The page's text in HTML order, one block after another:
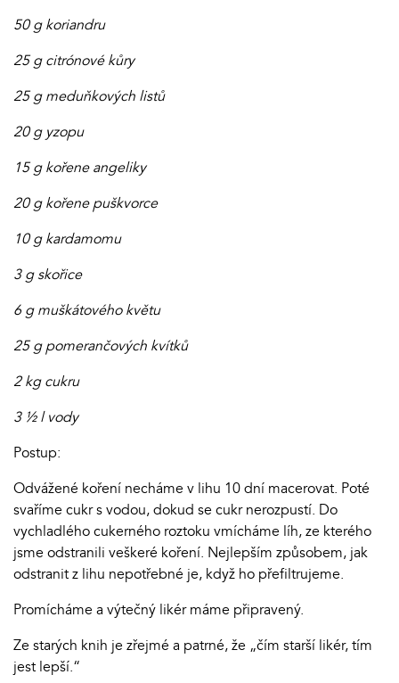
50 g koriandru
25 g citrónové kůry
25 g meduňkových listů
20 g yzopu
15 g kořene angeliky
20 g kořene puškvorce
10 g kardamomu
3 g skořice
6 g muškátového květu
25 g pomerančových kvítků
2 kg cukru
3 ½ l vody
Postup:
Odvážené koření necháme v lihu 10 dní macerovat. Poté
svaříme cukr s vodou, dokud se cukr nerozpustí. Do
vychladlého cukerného roztoku vmícháme líh, ze kterého
jsme odstranili veškeré koření. Nejlepším způsobem, jak
odstranit z lihu nepotřebné je, když ho přefiltrujeme.
Promícháme a výtečný likér máme připravený.
Ze starých knih je zřejmé a patrné, že „čím starší likér, tím
jest lepší.“